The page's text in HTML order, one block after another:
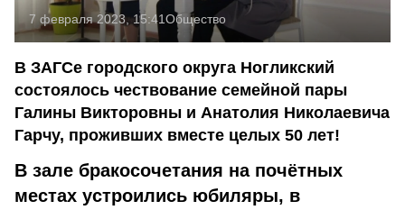
7 февраля 2023, 15:41Общество
В ЗАГСе городского округа Ногликский
состоялось чествование семейной пары
Галины Викторовны и Анатолия Николаевича
Гарчу, проживших вместе целых 50 лет!
В зале бракосочетания на почётных
местах устроились юбиляры, в